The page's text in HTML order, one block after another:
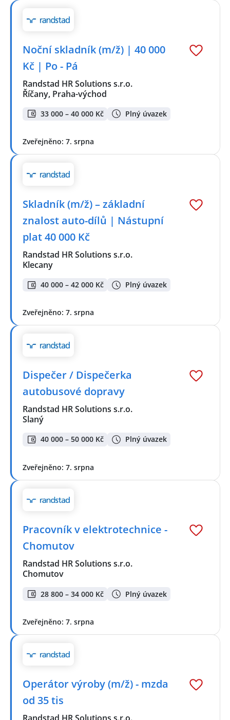
Noční skladník (m/ž) | 40 000
Kč | Po - Pá
Randstad HR Solutions s.r.o.
Říčany, Praha-východ
33 000 – 40 000 Kč Plný úvazek
Zveřejněno: 7. srpna
Skladník (m/ž) – základní
znalost auto-dílů | Nástupní
plat 40 000 Kč
Randstad HR Solutions s.r.o.
Klecany
40 000 – 42 000 Kč Plný úvazek
Zveřejněno: 7. srpna
Dispečer / Dispečerka
autobusové dopravy
Randstad HR Solutions s.r.o.
Slaný
40 000 – 50 000 Kč Plný úvazek
Zveřejněno: 7. srpna
Pracovník v elektrotechnice -
Chomutov
Randstad HR Solutions s.r.o.
Chomutov
28 800 – 34 000 Kč Plný úvazek
Zveřejněno: 7. srpna
Operátor výroby (m/ž) - mzda
od 35 tis